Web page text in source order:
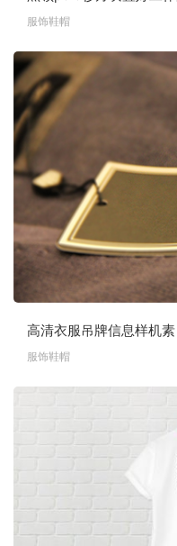
服饰鞋帽
高清衣服吊牌信息样机素
服饰鞋帽